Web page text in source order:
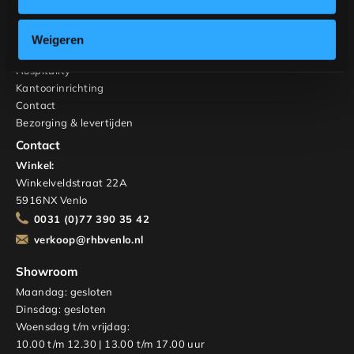
Weigeren
RHB Home & Living
Hospitality
Kantoorinrichting
Contact
Bezorging & levertijden
Contact
Winkel:
Winkelveldstraat 22A
5916NX Venlo
0031 (0)77 390 35 42
verkoop@rhbvenlo.nl
Showroom
Maandag: gesloten
Dinsdag: gesloten
Woensdag t/m vrijdag:
10.00 t/m 12.30 | 13.00 t/m 17.00 uur